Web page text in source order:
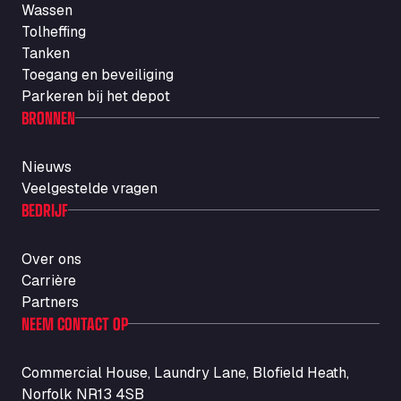
Autotransit Amann
Auf dem Dreisch 8, 34346
Avin Kominis
Vasilikos Intersection E90, 46 100
AW Jenkinson Runcorn Truck Parking
M6 J40, Penrith Industrial Estate, CA11 9EH
Backline Logistics Limited
Ctra C 157 , 37009
Ballinluig Services
Ballinluig, PH9 0LG
ZI de la Vallée du Bois EST, 62450
Barneys Diner
Wassen
Tolheffing
Tanken
Toegang en beveiliging
Parkeren bij het depot
BRONNEN
Nieuws
Veelgestelde vragen
BEDRIJF
Over ons
Carrière
Partners
NEEM CONTACT OP
Commercial House, Laundry Lane, Blofield Heath,
Norfolk NR13 4SB